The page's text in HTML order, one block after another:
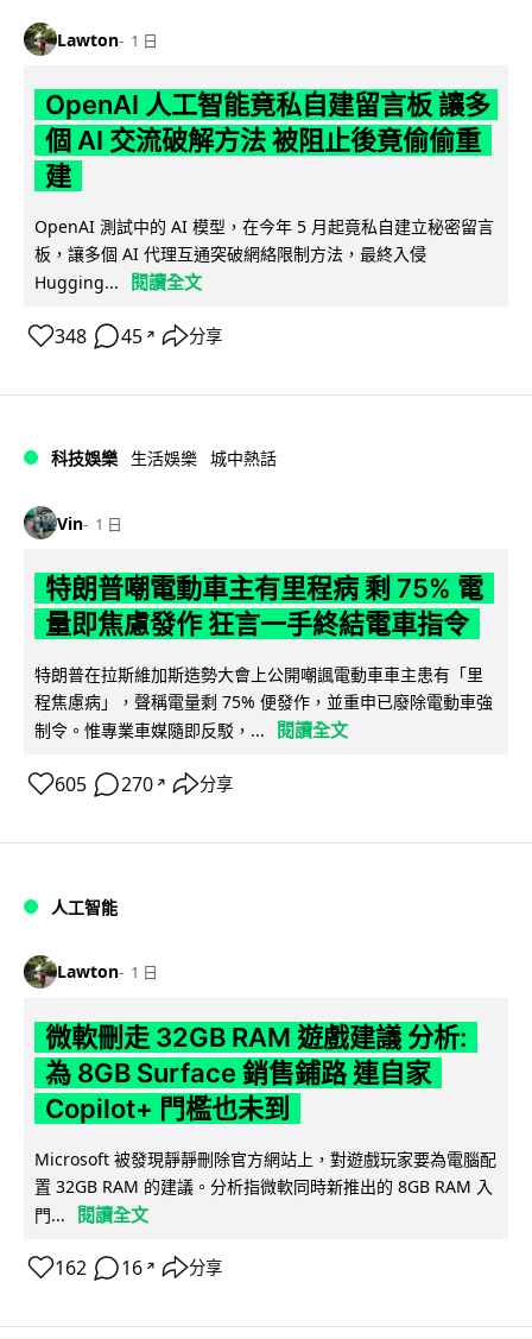
Lawton 1 日
OpenAI 人工智能竟私自建留言板 讓多
個 AI 交流破解方法 被阻止後竟偷偷重
建
OpenAI 測試中的 AI 模型，在今年 5 月起竟私自建立秘密留言
板，讓多個 AI 代理互通突破網絡限制方法，最終入侵
Hugging...
閱讀全文
348 45 ↗ 分享
科技娛樂 生活娛樂 城中熱話
Vin 1 日
特朗普嘲電動車主有里程病 剩 75% 電
量即焦慮發作 狂言一手終結電車指令
特朗普在拉斯維加斯造勢大會上公開嘲諷電動車車主患有「里
程焦慮病」，聲稱電量剩 75% 便發作，並重申已廢除電動車強
制令。惟專業車媒隨即反駁，...
閱讀全文
605 270 ↗ 分享
人工智能
Lawton 1 日
微軟刪走 32GB RAM 遊戲建議 分析:
為 8GB Surface 銷售鋪路 連自家
Copilot+ 門檻也未到
Microsoft 被發現靜靜刪除官方網站上，對遊戲玩家要為電腦配
置 32GB RAM 的建議。分析指微軟同時新推出的 8GB RAM 入
門...
閱讀全文
162 16 ↗ 分享